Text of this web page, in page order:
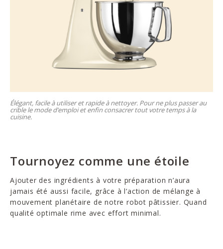
Élégant, facile à utiliser et rapide à nettoyer. Pour ne plus passer au
crible le mode d’emploi et enfin consacrer tout votre temps à la
cuisine.
Tournoyez comme une étoile
Ajouter des ingrédients à votre préparation n’aura
jamais été aussi facile, grâce à l’action de mélange à
mouvement planétaire de notre robot pâtissier. Quand
qualité optimale rime avec effort minimal.